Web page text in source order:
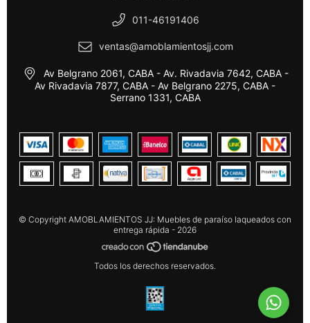
011-46191406
ventas@amoblamientosjj.com
Av Belgrano 2061, CABA - Av. Rivadavia 7642, CABA -
Av Rivadavia 7877, CABA - Av Belgrano 2275, CABA -
Serrano 1331, CABA
© Copyright AMOBLAMIENTOS JJ: Muebles de paraíso laqueados con
entrega rápida - 2026
Todos los derechos reservados.